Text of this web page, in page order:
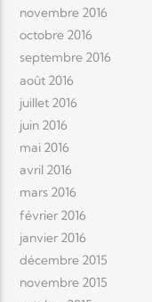
novembre 2016
octobre 2016
septembre 2016
août 2016
juillet 2016
juin 2016
mai 2016
avril 2016
mars 2016
février 2016
janvier 2016
décembre 2015
novembre 2015